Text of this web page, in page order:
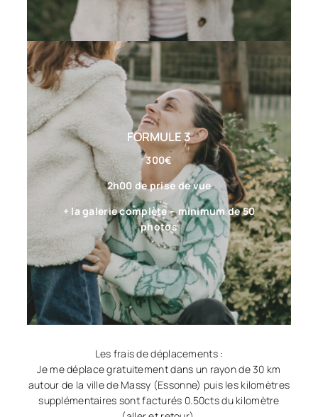
FORMULE 3
300€
2h00 de prise de vue
+ la galerie complète – minimum de 50
photos
Les frais de déplacements :
Je me déplace gratuitement dans un rayon de 30 km
autour de la ville de Massy (Essonne) puis les kilomètres
supplémentaires sont facturés 0.50cts du kilomètre